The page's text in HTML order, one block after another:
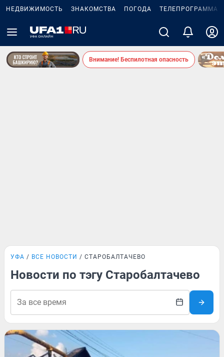
НЕДВИЖИМОСТЬ ЗНАКОМСТВА ПОГОДА ТЕЛЕПРОГРАММА
Внимание! Беспилотная опасность
УФА ВСЕ НОВОСТИ СТАРОБАЛТАЧЕВО
Новости по тэгу Старобалтачево